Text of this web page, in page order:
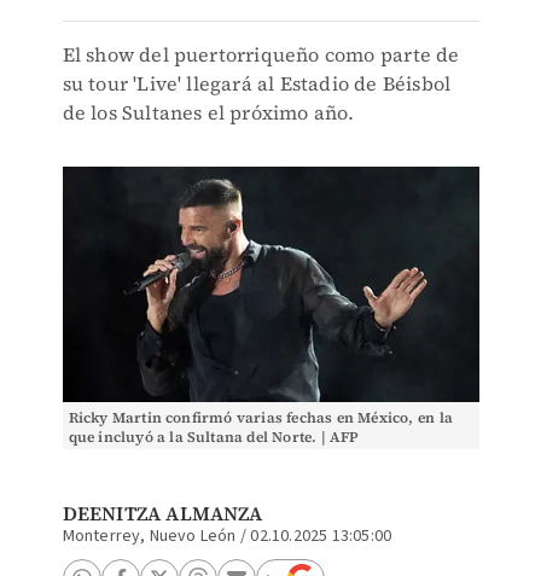
El show del puertorriqueño como parte de
su tour 'Live' llegará al Estadio de Béisbol
de los Sultanes el próximo año.
Ricky Martin confirmó varias fechas en México, en la
que incluyó a la Sultana del Norte. | AFP
DEENITZA ALMANZA
Monterrey, Nuevo León /02.10.2025 13:05:00